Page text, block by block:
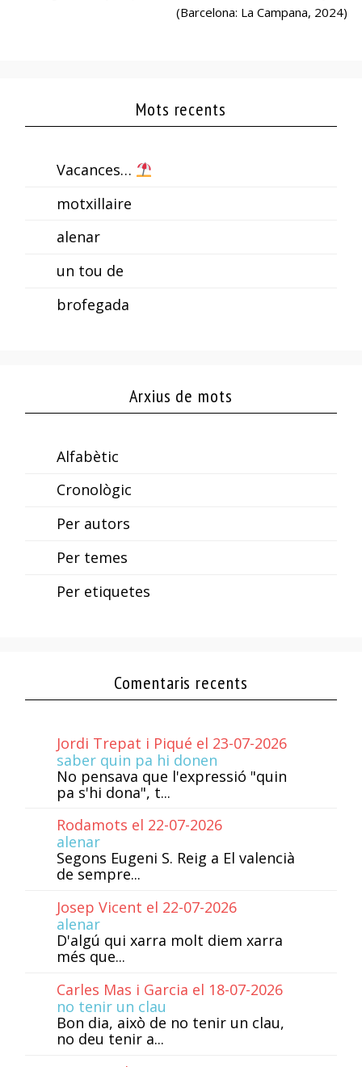
(Barcelona: La Campana, 2024)
Mots recents
Vacances…
motxillaire
alenar
un tou de
brofegada
Arxius de mots
Alfabètic
Cronològic
Per autors
Per temes
Per etiquetes
Comentaris recents
Jordi Trepat i Piqué el 23-07-2026
saber quin pa hi donen
No pensava que l'expressió "quin
pa s'hi dona", t...
Rodamots el 22-07-2026
alenar
Segons Eugeni S. Reig a El valencià
de sempre...
Josep Vicent el 22-07-2026
alenar
D'algú qui xarra molt diem xarra
més que...
Carles Mas i Garcia el 18-07-2026
no tenir un clau
Bon dia, això de no tenir un clau,
no deu tenir a...